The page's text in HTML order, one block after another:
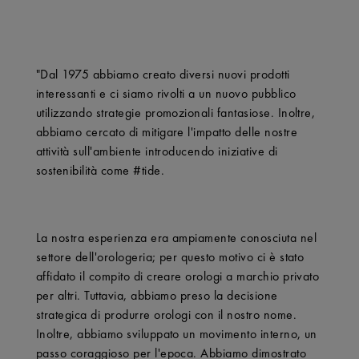
"Dal 1975 abbiamo creato diversi nuovi prodotti
interessanti e ci siamo rivolti a un nuovo pubblico
utilizzando strategie promozionali fantasiose. Inoltre,
abbiamo cercato di mitigare l'impatto delle nostre
attività sull'ambiente introducendo iniziative di
sostenibilità come #tide.
La nostra esperienza era ampiamente conosciuta nel
settore dell'orologeria; per questo motivo ci è stato
affidato il compito di creare orologi a marchio privato
per altri. Tuttavia, abbiamo preso la decisione
strategica di produrre orologi con il nostro nome.
Inoltre, abbiamo sviluppato un movimento interno, un
passo coraggioso per l'epoca. Abbiamo dimostrato